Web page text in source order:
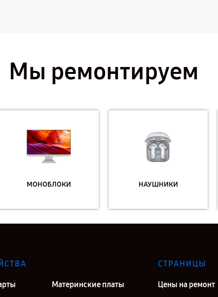
Мы ремонтируем
МОНОБЛОКИ НАУШНИКИ
Материнские платы
СТРАНИЦЫ
Цены на ремонт